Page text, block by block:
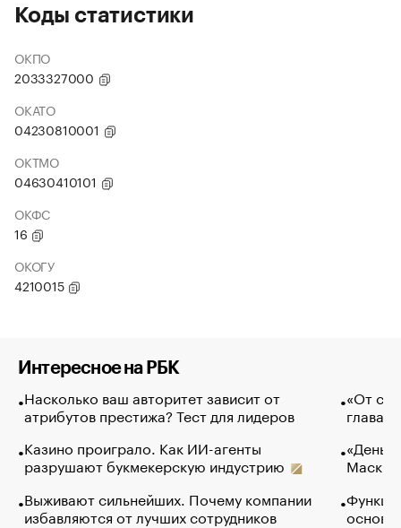
Коды статистики
ОКПО
2033327000
ОКАТО
04230810001
ОКТМО
04630410101
ОКФС
16
ОКОГУ
4210015
Интересное на РБК
Насколько ваш авторитет зависит от
атрибутов престижа? Тест для лидеров
Казино проиграло. Как ИИ-агенты
разрушают букмекерскую индустрию
Выживают сильнейших. Почему компании
избавляются от лучших сотрудников
«От
глава
Маск в
основ